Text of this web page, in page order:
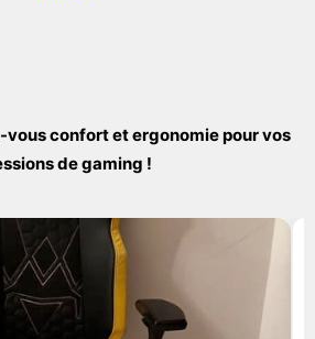
confort et ergonomie pour vos
de gaming !